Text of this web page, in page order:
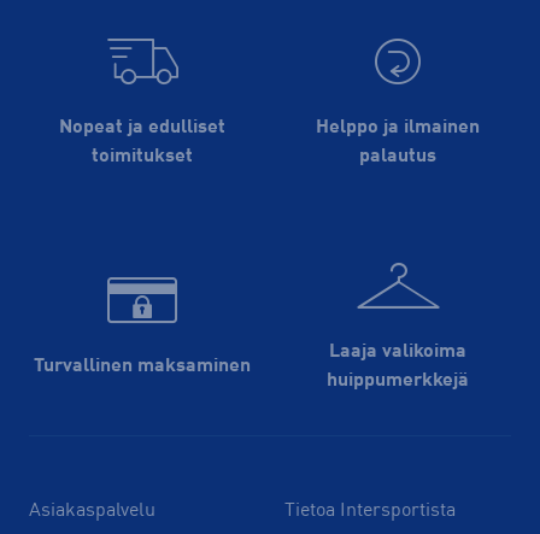
Nopeat ja edulliset
toimitukset
Helppo ja ilmainen
palautus
Turvallinen maksaminen
Laaja valikoima
huippu­merkkejä
Asiakaspalvelu
Tietoa Intersportista